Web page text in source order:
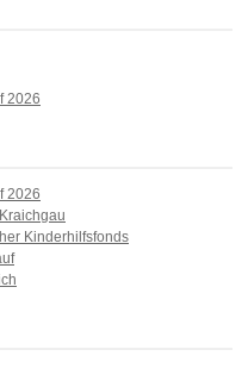
2026
2026
Kinderhilfsfonds